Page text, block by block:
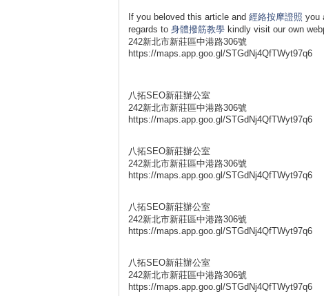
If you beloved this article and 經絡按摩證照 you
regards to 身體撥筋教學 kindly visit our own
242新北市新莊區中港路306號
https://maps.app.goo.gl/STGdNj4QfTWyt97q6
八拓SEO新莊辦公室
242新北市新莊區中港路306號
https://maps.app.goo.gl/STGdNj4QfTWyt97q6
八拓SEO新莊辦公室
242新北市新莊區中港路306號
https://maps.app.goo.gl/STGdNj4QfTWyt97q6
八拓SEO新莊辦公室
242新北市新莊區中港路306號
https://maps.app.goo.gl/STGdNj4QfTWyt97q6
八拓SEO新莊辦公室
242新北市新莊區中港路306號
https://maps.app.goo.gl/STGdNj4QfTWyt97q6